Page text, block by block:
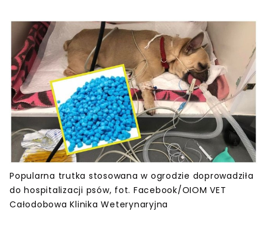
Popularna trutka stosowana w ogrodzie doprowadziła
do hospitalizacji psów, fot. Facebook/OIOM VET
Całodobowa Klinika Weterynaryjna